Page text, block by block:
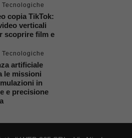
Tecnologiche
copia TikTok:
verticali
scoprire film e
Tecnologiche
artificiale
le missioni
in
e precisione